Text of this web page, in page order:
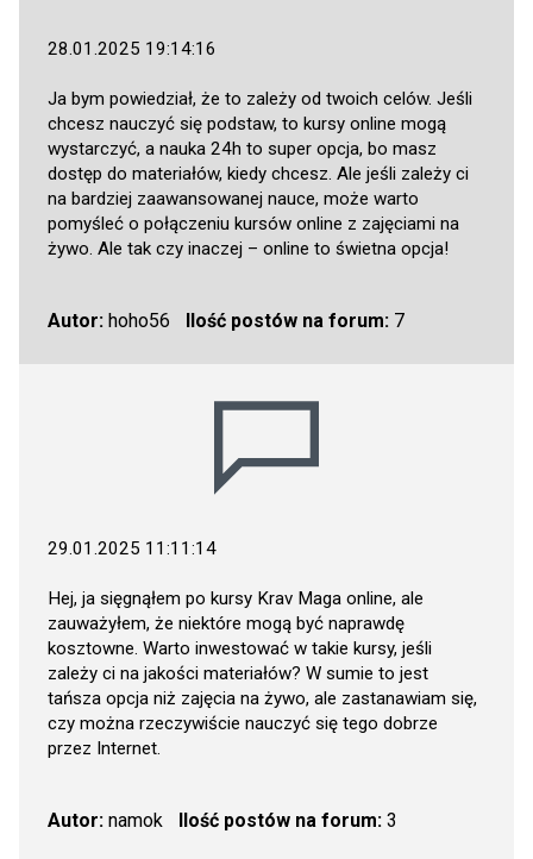
28.01.2025 19:14:16
Ja bym powiedział, że to zależy od twoich celów. Jeśli
chcesz nauczyć się podstaw, to kursy online mogą
wystarczyć, a nauka 24h to super opcja, bo masz
dostęp do materiałów, kiedy chcesz. Ale jeśli zależy ci
na bardziej zaawansowanej nauce, może warto
pomyśleć o połączeniu kursów online z zajęciami na
żywo. Ale tak czy inaczej – online to świetna opcja!
Autor: hoho56 Ilość postów na forum:7
29.01.2025 11:11:14
Hej, ja sięgnąłem po kursy Krav Maga online, ale
zauważyłem, że niektóre mogą być naprawdę
kosztowne. Warto inwestować w takie kursy, jeśli
zależy ci na jakości materiałów? W sumie to jest
tańsza opcja niż zajęcia na żywo, ale zastanawiam się,
czy można rzeczywiście nauczyć się tego dobrze
przez Internet.
Autor: namok Ilość postów na forum:3